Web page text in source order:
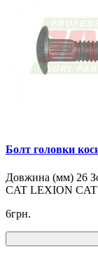
Болт головки
Довжина (мм) 26
CAT LEXION
6грн.